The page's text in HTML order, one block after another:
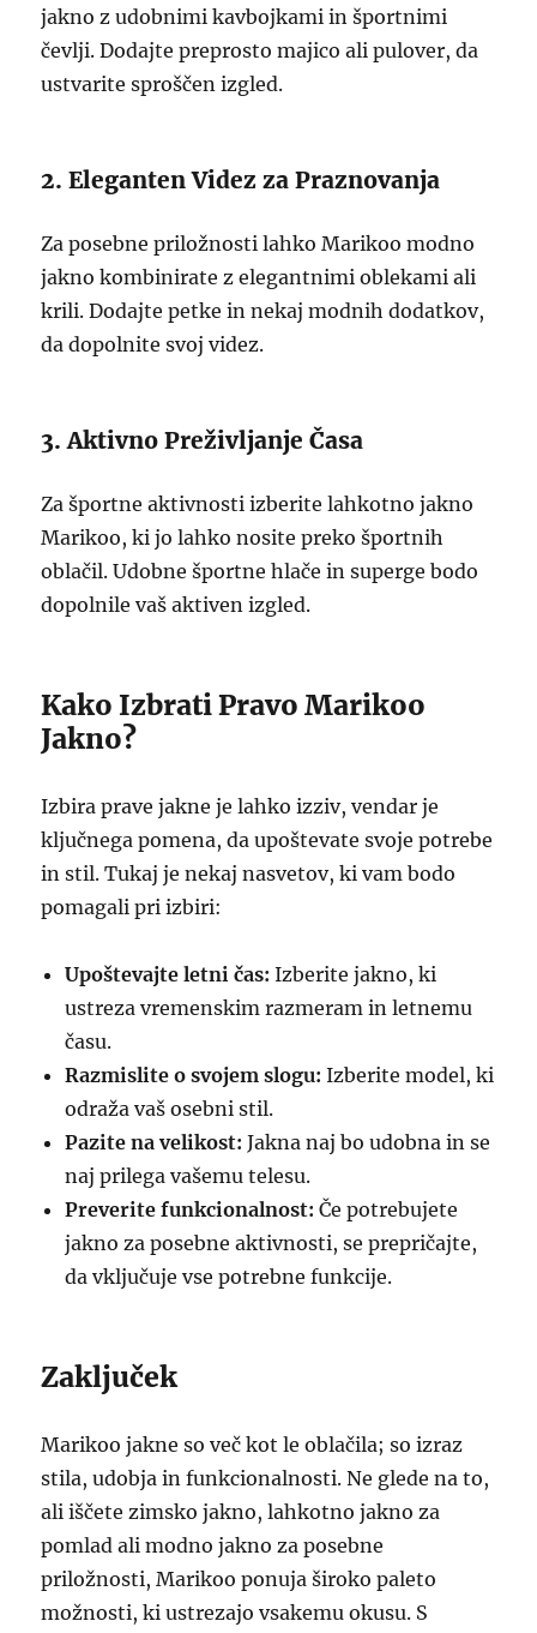
jakno z udobnimi kavbojkami in športnimi
čevlji. Dodajte preprosto majico ali pulover, da
ustvarite sproščen izgled.
2. Eleganten Videz za Praznovanja
Za posebne priložnosti lahko Marikoo modno
jakno kombinirate z elegantnimi oblekami ali
krili. Dodajte petke in nekaj modnih dodatkov,
da dopolnite svoj videz.
3. Aktivno Preživljanje Časa
Za športne aktivnosti izberite lahkotno jakno
Marikoo, ki jo lahko nosite preko športnih
oblačil. Udobne športne hlače in superge bodo
dopolnile vaš aktiven izgled.
Kako Izbrati Pravo Marikoo
Jakno?
Izbira prave jakne je lahko izziv, vendar je
ključnega pomena, da upoštevate svoje potrebe
in stil. Tukaj je nekaj nasvetov, ki vam bodo
pomagali pri izbiri:
Upoštevajte letni čas: Izberite jakno, ki
ustreza vremenskim razmeram in letnemu
času.
Razmislite o svojem slogu: Izberite model, ki
odraža vaš osebni stil.
Pazite na velikost: Jakna naj bo udobna in se
naj prilega vašemu telesu.
Preverite funkcionalnost: Če potrebujete
jakno za posebne aktivnosti, se prepričajte,
da vključuje vse potrebne funkcije.
Zaključek
Marikoo jakne so več kot le oblačila; so izraz
stila, udobja in funkcionalnosti. Ne glede na to,
ali iščete zimsko jakno, lahkotno jakno za
pomlad ali modno jakno za posebne
priložnosti, Marikoo ponuja široko paleto
možnosti, ki ustrezajo vsakemu okusu. S